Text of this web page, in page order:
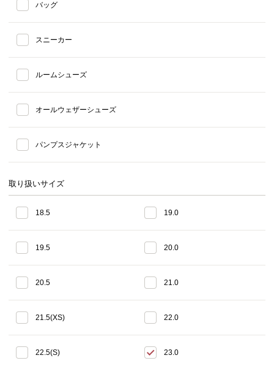
バッグ
スニーカー
ルームシューズ
オールウェザーシューズ
パンプスジャケット
取り扱いサイズ
18.5 19.0
19.5 20.0
20.5 21.0
21.5(XS) 22.0
22.5(S) 23.0